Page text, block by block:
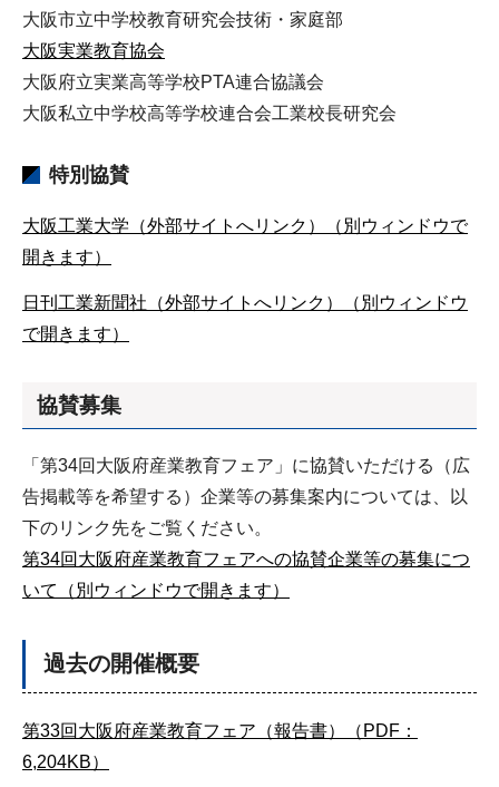
大阪市立中学校教育研究会技術・家庭部
大阪実業教育協会
大阪府立実業高等学校PTA連合協議会
大阪私立中学校高等学校連合会工業校長研究会
特別協賛
大阪工業大学（外部サイトへリンク）（別ウィンドウで
開きます）
日刊工業新聞社（外部サイトへリンク）（別ウィンドウ
で開きます）
協賛募集
「第34回大阪府産業教育フェア」に協賛いただける（広
告掲載等を希望する）企業等の募集案内については、以
下のリンク先をご覧ください。
第34回大阪府産業教育フェアへの協賛企業等の募集につ
いて（別ウィンドウで開きます）
過去の開催概要
第33回大阪府産業教育フェア（報告書）（PDF：
6,204KB）